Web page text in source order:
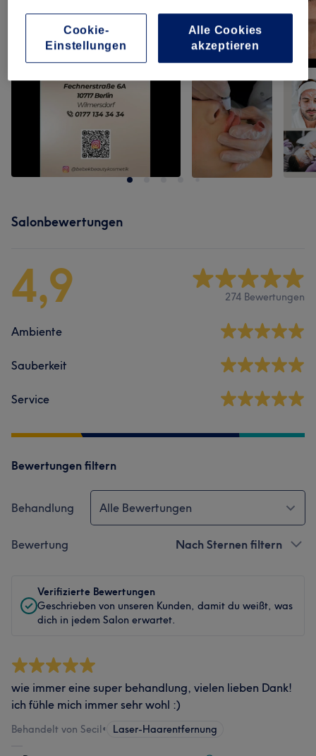
Salonbewertungen
4,9 274 Bewertungen
Ambiente
Sauberkeit
Service
Bewertungen filtern
Behandlung Alle Bewertungen
Bewertung Nach Sternen filtern
Verifizierte Bewertungen
Geschrieben von unseren Kunden, damit du weißt, was
dich in jedem Salon erwartet.
wie immer eine super behandlung, vielen lieben Dank!
ich fühle mich immer sehr wohl :)
Behandelt von Secil• Laser-Haarentfernung
Cookie-
Einstellungen
Alle Cookies
akzeptieren